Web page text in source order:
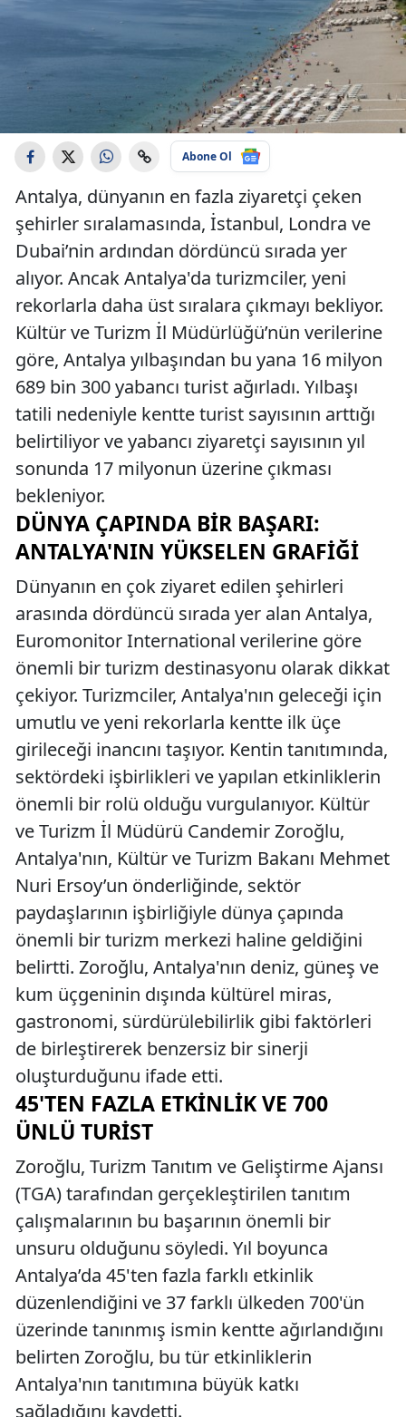
Abone Ol
Antalya, dünyanın en fazla ziyaretçi çeken
şehirler sıralamasında, İstanbul, Londra ve
Dubai’nin ardından dördüncü sırada yer
alıyor. Ancak Antalya'da turizmciler, yeni
rekorlarla daha üst sıralara çıkmayı bekliyor.
Kültür ve Turizm İl Müdürlüğü’nün verilerine
göre, Antalya yılbaşından bu yana 16 milyon
689 bin 300 yabancı turist ağırladı. Yılbaşı
tatili nedeniyle kentte turist sayısının arttığı
belirtiliyor ve yabancı ziyaretçi sayısının yıl
sonunda 17 milyonun üzerine çıkması
bekleniyor.
DÜNYA ÇAPINDA BIR BAŞARI:
ANTALYA'NIN YÜKSELEN GRAFIĞI
Dünyanın en çok ziyaret edilen şehirleri
arasında dördüncü sırada yer alan Antalya,
Euromonitor International verilerine göre
önemli bir turizm destinasyonu olarak dikkat
çekiyor. Turizmciler, Antalya'nın geleceği için
umutlu ve yeni rekorlarla kentte ilk üçe
girileceği inancını taşıyor. Kentin tanıtımında,
sektördeki işbirlikleri ve yapılan etkinliklerin
önemli bir rolü olduğu vurgulanıyor. Kültür
ve Turizm İl Müdürü Candemir Zoroğlu,
Antalya'nın, Kültür ve Turizm Bakanı Mehmet
Nuri Ersoy’un önderliğinde, sektör
paydaşlarının işbirliğiyle dünya çapında
önemli bir turizm merkezi haline geldiğini
belirtti. Zoroğlu, Antalya'nın deniz, güneş ve
kum üçgeninin dışında kültürel miras,
gastronomi, sürdürülebilirlik gibi faktörleri
de birleştirerek benzersiz bir sinerji
oluşturduğunu ifade etti.
45'TEN FAZLA ETKINLIK VE 700
ÜNLÜ TURIST
Zoroğlu, Turizm Tanıtım ve Geliştirme Ajansı
(TGA) tarafından gerçekleştirilen tanıtım
çalışmalarının bu başarının önemli bir
unsuru olduğunu söyledi. Yıl boyunca
Antalya’da 45'ten fazla farklı etkinlik
düzenlendiğini ve 37 farklı ülkeden 700'ün
üzerinde tanınmış ismin kentte ağırlandığını
belirten Zoroğlu, bu tür etkinliklerin
Antalya'nın tanıtımına büyük katkı
sağladığını kaydetti.